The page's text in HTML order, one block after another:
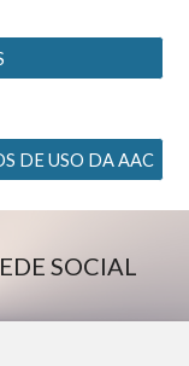
DE USO DA AAC
SOCIAL